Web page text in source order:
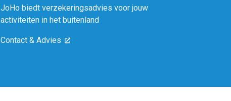
JoHo biedt verzekeringsadvies voor jouw
activiteiten in het buitenland
Contact & Advies